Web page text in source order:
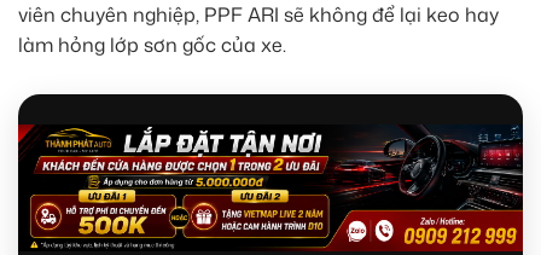
viên chuyên nghiệp, PPF ARI sẽ không để lại keo hay
làm hỏng lớp sơn gốc của xe.